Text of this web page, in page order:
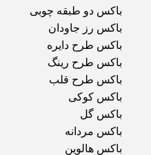
باکس دو طبقه چوبی
باکس رز جاودان
باکس طرح دایره
باکس طرح رینگ
باکس طرح قلب
باکس کوکی
باکس گل
باکس مردانه
باکس هالوین